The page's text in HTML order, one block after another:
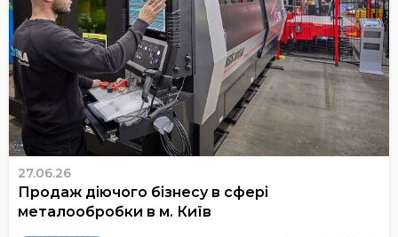
27.06.26
Продаж діючого бізнесу в сфері
металообробки в м. Київ